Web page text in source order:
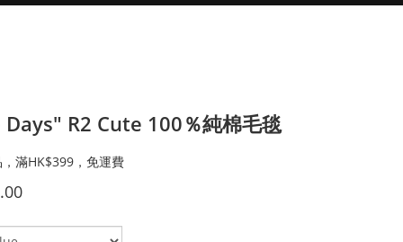
R2 Cute 100％純棉毛毯
滿HK$399，免運費